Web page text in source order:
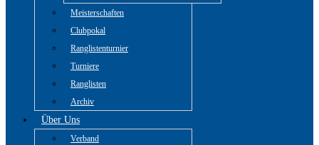
Meisterschaften
Clubpokal
Ranglistenturnier
Turniere
Ranglisten
Archiv
Über Uns
Verband